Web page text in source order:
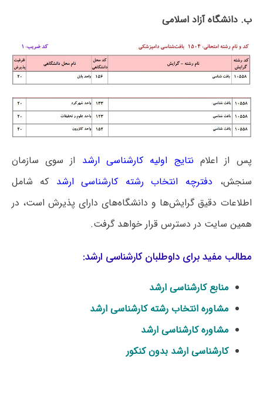
ب. دانشگاه آزاد اﺳﻼمی
پس از اعلام نتایج اولیه کارشناسی ارشد از سوی سازمان
سنجش، دفترچه انتخاب رشته کارشناسی ارشد که شامل
اطلاعات دقیق گرایش‌ها و دانشگاه‌های دارای پذیرش است، در
همین سایت در دسترس قرار خواهد گرفت.
مطالب مفید برای داوطلبان کارشناسی ارشد:
منابع کارشناسی ارشد
مشاوره انتخاب رشته کارشناسی ارشد
مشاوره کارشناسی ارشد
کارشناسی ارشد بدون کنکور